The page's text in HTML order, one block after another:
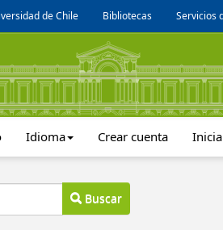
de Chile Bibliotecas Servicios
Idioma Crear cuenta
Buscar